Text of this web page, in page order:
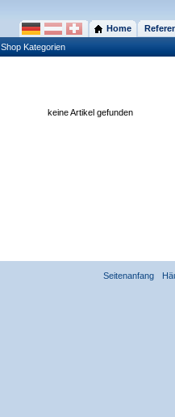
Home
Shop Kategorien
keine Artikel gefunden
Seitenanfang